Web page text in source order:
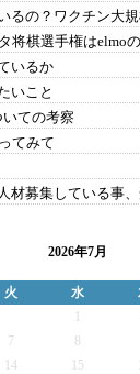
るの？ワクチン大
将棋選手権はelmo
いるか
いこと
いての考察
てみて
材募集している事
2026年7月
火 水
7
14 15